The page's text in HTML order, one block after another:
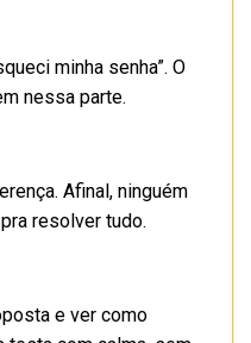
minha senha”. O
nessa parte.
Afinal, ninguém
resolver tudo.
e ver como